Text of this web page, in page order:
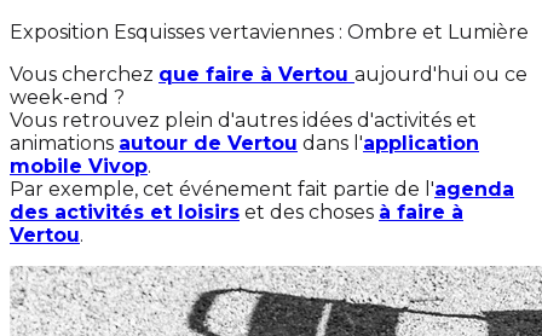
Exposition Esquisses vertaviennes : Ombre et Lumière
Vous cherchez que faire à Vertou aujourd'hui ou ce
week-end ?
Vous retrouvez plein d'autres idées d'activités et
animations autour de Vertou dans l'application
mobile Vivop.
Par exemple, cet événement fait partie de l'agenda
des activités et loisirs et des choses à faire à
Vertou.